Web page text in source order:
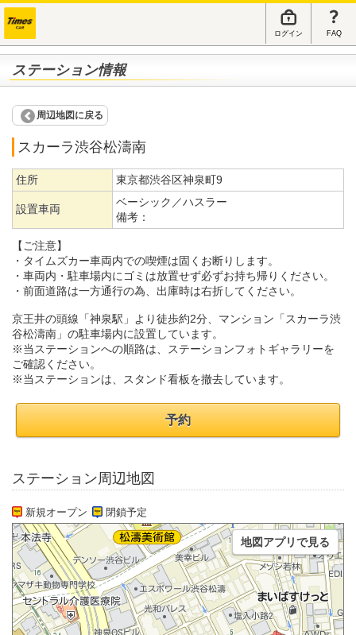
ログイン FAQ
ステーション情報
周辺地図に戻る
スカーラ渋谷松濤南
住所 東京都渋谷区神泉町9
設置車両
ベーシック／ハスラー
備考：
【ご注意】
・タイムズカー車両内での喫煙は固くお断りします。
・車両内・駐車場内にゴミは放置せず必ずお持ち帰りください。
・前面道路は一方通行の為、出庫時は右折してください。
京王井の頭線「神泉駅」より徒歩約2分、マンション「スカーラ渋
谷松濤南」の駐車場内に設置しています。
※当ステーションへの順路は、ステーションフォトギャラリーを
ご確認ください。
※当ステーションは、スタンド看板を撤去しています。
予約
ステーション周辺地図
新規オープン 閉鎖予定
地図アプリで見る